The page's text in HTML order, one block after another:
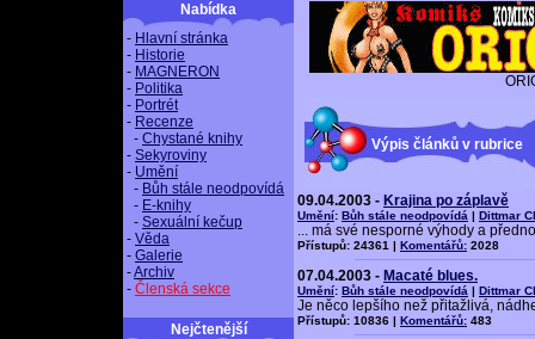
Nabídka
- Hlavní stránka
- Historie
- MAGNERON
- Politika
- Portrét
- Recenze
- Chystané knihy
- Sekyroviny
- Umění
- Bůh stále neodpovídá
- E-knihy
- Sexuální kečup
- Věda
- Galerie
-Archiv
- Členská sekce
Nejčtenější
Výpis článků v rubrice
09.04.2003 - Krajina po záplavě
Umění: Bůh stále neodpovídá | Dittmar
... má své nesporné výhody a
Přístupů: 24361 | Komentářů: 2028
07.04.2003 - Macaté blues.
Umění: Bůh stále neodpovídá | Dittmar
Je něco lepšího než přitažlivá,
Přístupů: 10836 | Komentářů: 483